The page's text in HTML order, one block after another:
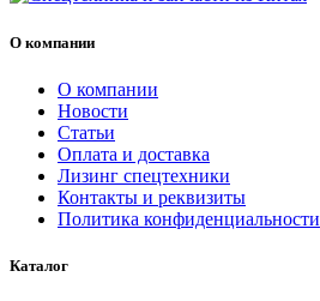
О компании
О компании
Новости
Статьи
Оплата и доставка
Лизинг спецтехники
Контакты и реквизиты
Политика конфиденциальности
Каталог